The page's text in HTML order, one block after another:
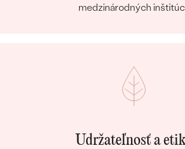
medzinárodných
Udržateľnosť a